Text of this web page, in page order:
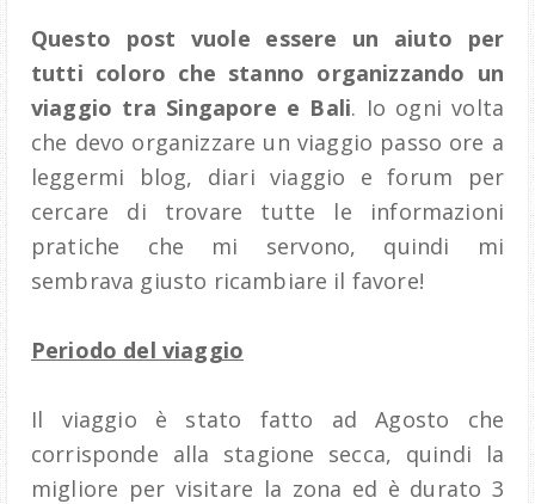
Questo post vuole essere un aiuto per
tutti coloro che stanno organizzando un
viaggio tra Singapore e Bali. Io ogni volta
che devo organizzare un viaggio passo ore a
leggermi blog, diari viaggio e forum per
cercare di trovare tutte le informazioni
pratiche che mi servono, quindi mi
sembrava giusto ricambiare il favore!
Periodo del viaggio
Il viaggio è stato fatto ad Agosto che
corrisponde alla stagione secca, quindi la
migliore per visitare la zona ed è durato 3